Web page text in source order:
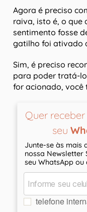
Agora é preciso
raiva, isto é, o que
sentimento fosse
gatilho foi ativado
Sim, é preciso
para poder tratá-
for acionado, você
Quer
seu
Junte-se às mais
nossa Newsletter
seu WhatsApp ou
telefone